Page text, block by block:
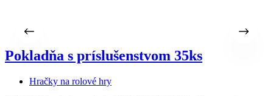
Pokladňa s príslušenstvom 35ks
Hračky na rolové hry